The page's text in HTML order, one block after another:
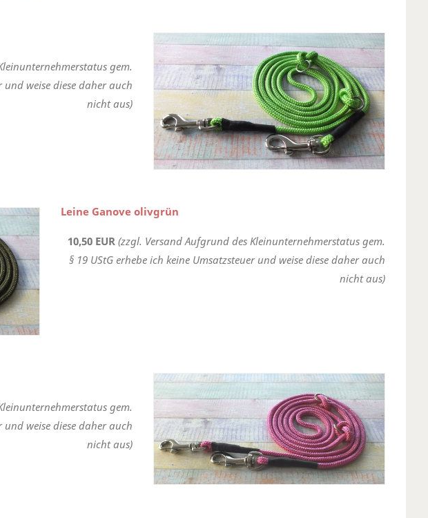
gem.
und weise diese daher auch
nicht aus)
Leine Ganove olivgrün
10,50 EUR (zzgl. Versand Aufgrund des Kleinunternehmerstatus gem.
§ 19 UStG erhebe ich keine Umsatzsteuer und weise diese daher auch
nicht aus)
gem.
und weise diese daher auch
nicht aus)